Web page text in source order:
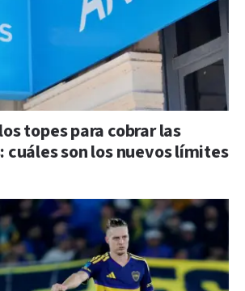
topes para cobrar las
cuáles son los nuevos límites